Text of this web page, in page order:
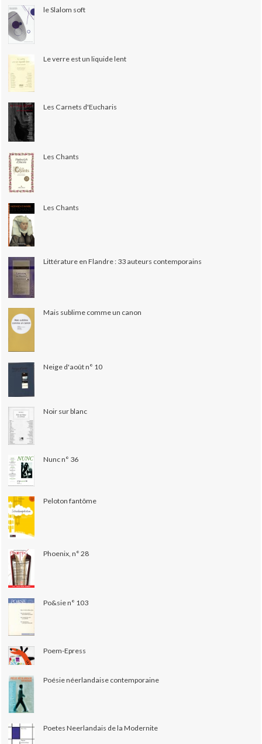
le Slalom soft
Le verre est un liquide lent
Les Carnets d'Eucharis
Les Chants
Les Chants
Littérature en Flandre : 33 auteurs contemporains
Mais sublime comme un canon
Neige d'août n° 10
Noir sur blanc
Nunc n° 36
Peloton fantôme
Phoenix, n° 28
Po&sie n° 103
Poem-Epress
Poésie néerlandaise contemporaine
Poetes Neerlandais de la Modernite